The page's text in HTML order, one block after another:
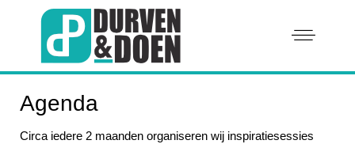
Agenda
Circa iedere 2 maanden organiseren wij inspiratiesessies